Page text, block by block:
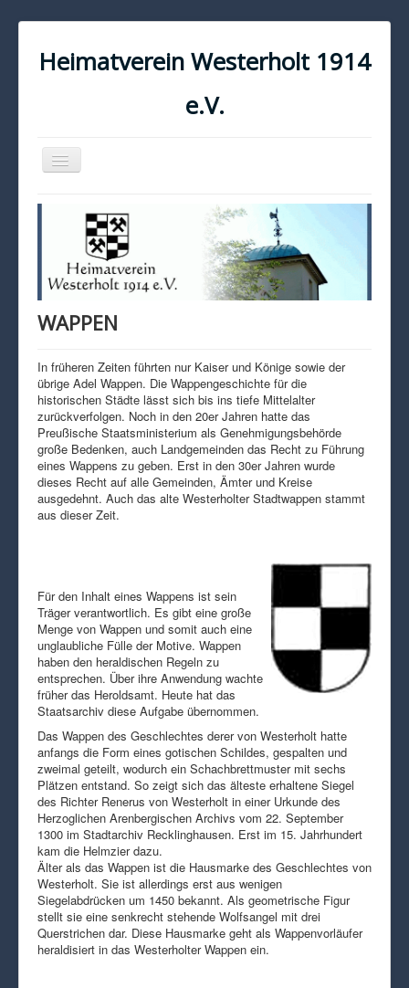
Heimatverein Westerholt 1914
e.V.
Navigation
an/aus
KONTAKT
IMPRESSUM
DATENSCHUTZ
WAPPEN
In früheren Zeiten führten nur Kaiser und Könige sowie der
übrige Adel Wappen. Die Wappengeschichte für die
historischen Städte lässt sich bis ins tiefe Mittelalter
zurückverfolgen. Noch in den 20er Jahren hatte das
Preußische Staatsministerium als Genehmigungsbehörde
große Bedenken, auch Landgemeinden das Recht zu Führung
eines Wappens zu geben. Erst in den 30er Jahren wurde
dieses Recht auf alle Gemeinden, Ämter und Kreise
ausgedehnt. Auch das alte Westerholter Stadtwappen stammt
aus dieser Zeit.
Für den Inhalt eines Wappens ist sein
Träger verantwortlich. Es gibt eine große
Menge von Wappen und somit auch eine
unglaubliche Fülle der Motive. Wappen
haben den heraldischen Regeln zu
entsprechen. Über ihre Anwendung wachte
früher das Heroldsamt. Heute hat das
Staatsarchiv diese Aufgabe übernommen.
Das Wappen des Geschlechtes derer von Westerholt hatte
anfangs die Form eines gotischen Schildes, gespalten und
zweimal geteilt, wodurch ein Schachbrettmuster mit sechs
Plätzen entstand. So zeigt sich das älteste erhaltene Siegel
des Richter Renerus von Westerholt in einer Urkunde des
Herzoglichen Arenbergischen Archivs vom 22. September
1300 im Stadtarchiv Recklinghausen. Erst im 15. Jahrhundert
kam die Helmzier dazu.
Älter als das Wappen ist die Hausmarke des Geschlechtes von
Westerholt. Sie ist allerdings erst aus wenigen
Siegelabdrücken um 1450 bekannt. Als geometrische Figur
stellt sie eine senkrecht stehende Wolfsangel mit drei
Querstrichen dar. Diese Hausmarke geht als Wappenvorläufer
heraldisiert in das Westerholter Wappen ein.